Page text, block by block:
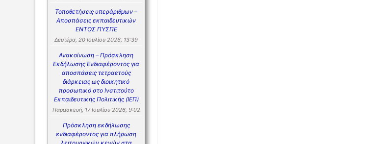
Τοποθετήσεις υπεράριθμων –
Αποσπάσεις εκπαιδευτικών
ΕΝΤΟΣ ΠΥΣΠΕ
Δευτέρα, 20 Ιουλίου 2026, 13:39
Ανακοίνωση – Πρόσκληση
Εκδήλωσης Ενδιαφέροντος για
αποσπάσεις τετραετούς
διάρκειας ως διοικητικό
προσωπικό στο Ινστιτούτο
Εκπαιδευτικής Πολιτικής (ΙΕΠ)
Παρασκευή, 17 Ιουλίου 2026, 9:02
Πρόσκληση εκδήλωσης
ενδιαφέροντος για πλήρωση